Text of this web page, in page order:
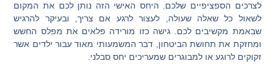
לצרכים הספציפיים שלכם. היחס האישי הזה נותן לכם את המקום
לשאול כל שאלה שעולה, לעצור לרגע אם צריך, ובעיקר להרגיש
שבאמת מקשיבים לכם. גישה כזו מורידה פלאים את מפלס החשש
ומחזקת את תחושת הביטחון, דבר המשמעותי מאוד עבור ילדים אשר
זקוקים לרוגע או למבוגרים שמעריכים יחס סבלני.